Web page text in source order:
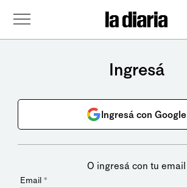
Ingresá
Ingresá con Google
O ingresá con tu email
Email *